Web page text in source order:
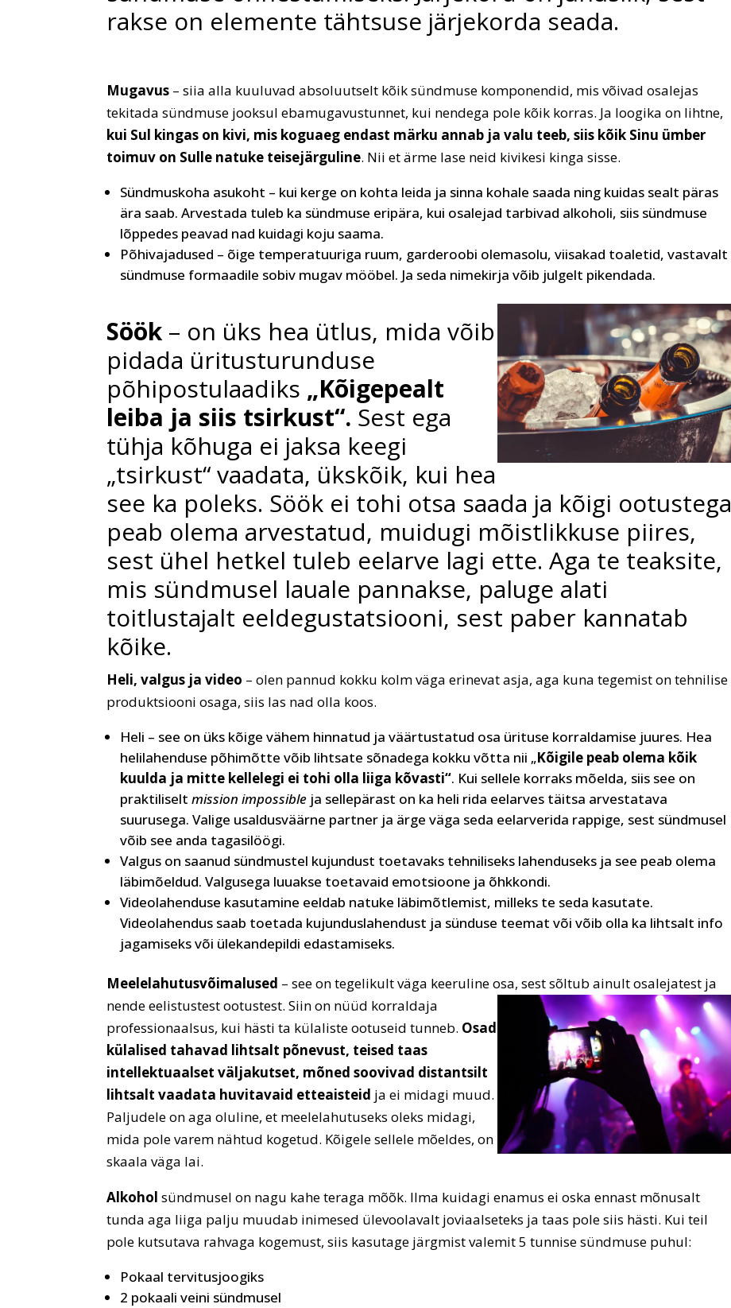
rakse on elemente tähtsuse järjekorda seada.
Mugavus – siia alla kuuluvad absoluutselt kõik sündmuse komponendid, mis võivad osalejas
tekitada sündmuse jooksul ebamugavustunnet, kui nendega pole kõik korras. Ja loogika on lihtne,
kui Sul kingas on kivi, mis koguaeg endast märku annab ja valu teeb, siis kõik Sinu ümber
toimuv on Sulle natuke teisejärguline. Nii et ärme lase neid kivikesi kinga sisse.
Sündmuskoha asukoht – kui kerge on kohta leida ja sinna kohale saada ning kuidas sealt päras
ära saab. Arvestada tuleb ka sündmuse eripära, kui osalejad tarbivad alkoholi, siis sündmuse
lõppedes peavad nad kuidagi koju saama.
Põhivajadused – õige temperatuuriga ruum, garderoobi olemasolu, viisakad toaletid, vastavalt
sündmuse formaadile sobiv mugav mööbel. Ja seda nimekirja võib julgelt pikendada.
Söök – on üks hea ütlus, mida võib
pidada üritusturunduse
põhipostulaadiks „Kõigepealt
leiba ja siis tsirkust“. Sest ega
tühja kõhuga ei jaksa keegi
„tsirkust“ vaadata, ükskõik, kui hea
see ka poleks. Söök ei tohi otsa saada ja kõigi ootustega
peab olema arvestatud, muidugi mõistlikkuse piires,
sest ühel hetkel tuleb eelarve lagi ette. Aga te teaksite,
mis sündmusel lauale pannakse, paluge alati
toitlustajalt eeldegustatsiooni, sest paber kannatab
kõike.
Heli, valgus ja video – olen pannud kokku kolm väga erinevat asja, aga kuna tegemist on tehnilise
produktsiooni osaga, siis las nad olla koos.
Heli – see on üks kõige vähem hinnatud ja väärtustatud osa ürituse korraldamise juures. Hea
helilahenduse põhimõtte võib lihtsate sõnadega kokku võtta nii „Kõigile peab olema kõik
kuulda ja mitte kellelegi ei tohi olla liiga kõvasti“. Kui sellele korraks mõelda, siis see on
praktiliseltmission impossible ja sellepärast on ka heli rida eelarves täitsa arvestatava
suurusega. Valige usaldusväärne partner ja ärge väga seda eelarverida rappige, sest sündmusel
võib see anda tagasilöögi.
Valgus on saanud sündmustel kujundust toetavaks tehniliseks lahenduseks ja see peab olema
läbimõeldud. Valgusega luuakse toetavaid emotsioone ja õhkkondi.
Videolahenduse kasutamine eeldab natuke läbimõtlemist, milleks te seda kasutate.
Videolahendus saab toetada kujunduslahendust ja sünduse teemat või võib olla ka lihtsalt info
jagamiseks või ülekandepildi edastamiseks.
Meelelahutusvõimalused – see on tegelikult väga keeruline osa, sest sõltub ainult osalejatest ja
nende eelistustest ootustest. Siin on nüüd korraldaja
professionaalsus, kui hästi ta külaliste ootuseid tunneb. Osad
külalised tahavad lihtsalt põnevust, teised taas
intellektuaalset väljakutset, mõned soovivad distantsilt
lihtsalt vaadata huvitavaid etteaisteid ja ei midagi muud.
Paljudele on aga oluline, et meelelahutuseks oleks midagi,
mida pole varem nähtud kogetud. Kõigele sellele mõeldes, on
skaala väga lai.
Alkohol sündmusel on nagu kahe teraga mõõk. Ilma kuidagi enamus ei oska ennast mõnusalt
tunda aga liiga palju muudab inimesed ülevoolavalt joviaalseteks ja taas pole siis hästi. Kui teil
pole kutsutava rahvaga kogemust, siis kasutage järgmist valemit 5 tunnise sündmuse puhul:
Pokaal tervitusjoogiks
2 pokaali veini sündmusel